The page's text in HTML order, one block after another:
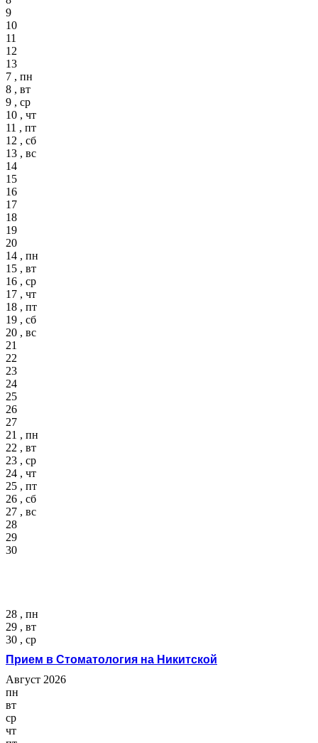
9
10
11
12
13
7 , пн
8 , вт
9 , ср
10 , чт
11 , пт
12 , сб
13 , вс
14
15
16
17
18
19
20
14 , пн
15 , вт
16 , ср
17 , чт
18 , пт
19 , сб
20 , вс
21
22
23
24
25
26
27
21 , пн
22 , вт
23 , ср
24 , чт
25 , пт
26 , сб
27 , вс
28
29
30
28 , пн
29 , вт
30 , ср
Прием в Стоматология на Никитской
Август 2026
пн
вт
ср
чт